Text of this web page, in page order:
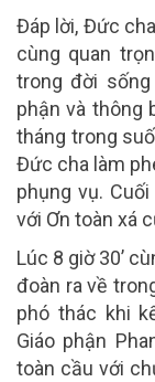
Đáp lời, Đức
cùng quan
trong đời
phận và thông
tháng trong
Đức cha làm
phụng vụ.
với Ơn toàn xá
Lúc 8 giờ 30’
đoàn ra về
phó thác khi
Giáo phận
toàn cầu với